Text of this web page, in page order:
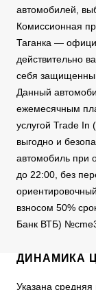
автомобилей,
Комиссионная
Таганка —
действительно
себя
Данный
ежемесячным
услугой Trade In
выгодно и
автомобиль при
до 22:00, без
взносом 50%
Банк ВТБ)
ДИНАМИКА
Указана